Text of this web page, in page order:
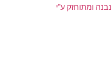
נבנה ומתוחזק ע”י